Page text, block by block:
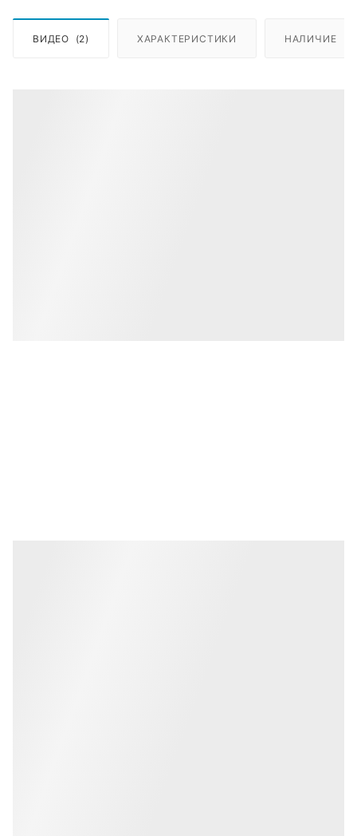
ВИДЕО (2) ХАРАКТЕРИСТИКИ НАЛИЧИЕ